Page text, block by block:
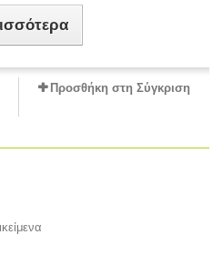
Προσθήκη στη Σύγκριση